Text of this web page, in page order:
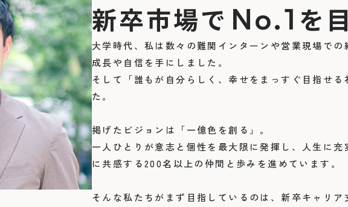
新卒市場で No.1 を
大学時代、私は数々の難関インターンや営業現場で
成長や自信を手にしました。
そして「誰もが自分らしく、幸せをまっすぐ目指せ
た。
掲げたビジョンは「一億色を創る」。
一人ひとりが意志と個性を最大限に発揮し、人生に
に共感する200名以上の仲間と歩みを進めています。
そんな私たちがまず目指しているのは、新卒キャリ